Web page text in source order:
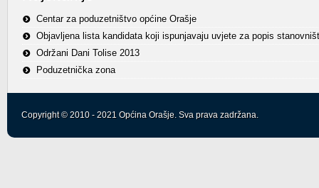
Centar za poduzetništvo općine Orašje
Objavljena lista kandidata koji ispunjavaju uvjete za popis
Održani Dani Tolise 2013
Poduzetnička zona
Copyright © 2010 - 2021 Općina Orašje. Sva prava zadržana.